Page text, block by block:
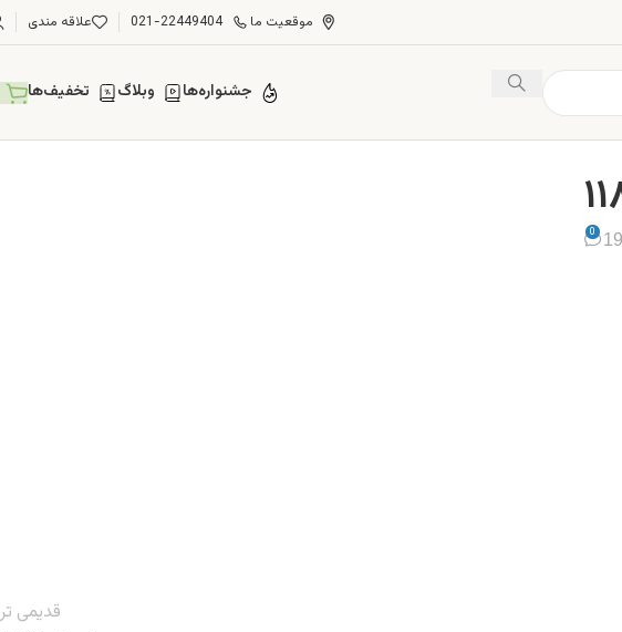
موقعیت ما 021-22449404 علاقه مندی
جشنواره‌ها وبلاگ تخفیف‌ها
0
قدیمی تر